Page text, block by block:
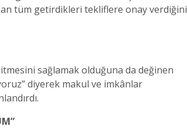
tüm getirdikleri tekliflere onay verdiğini
sağlamak olduğuna da değinen
diyerek makul ve imkânlar